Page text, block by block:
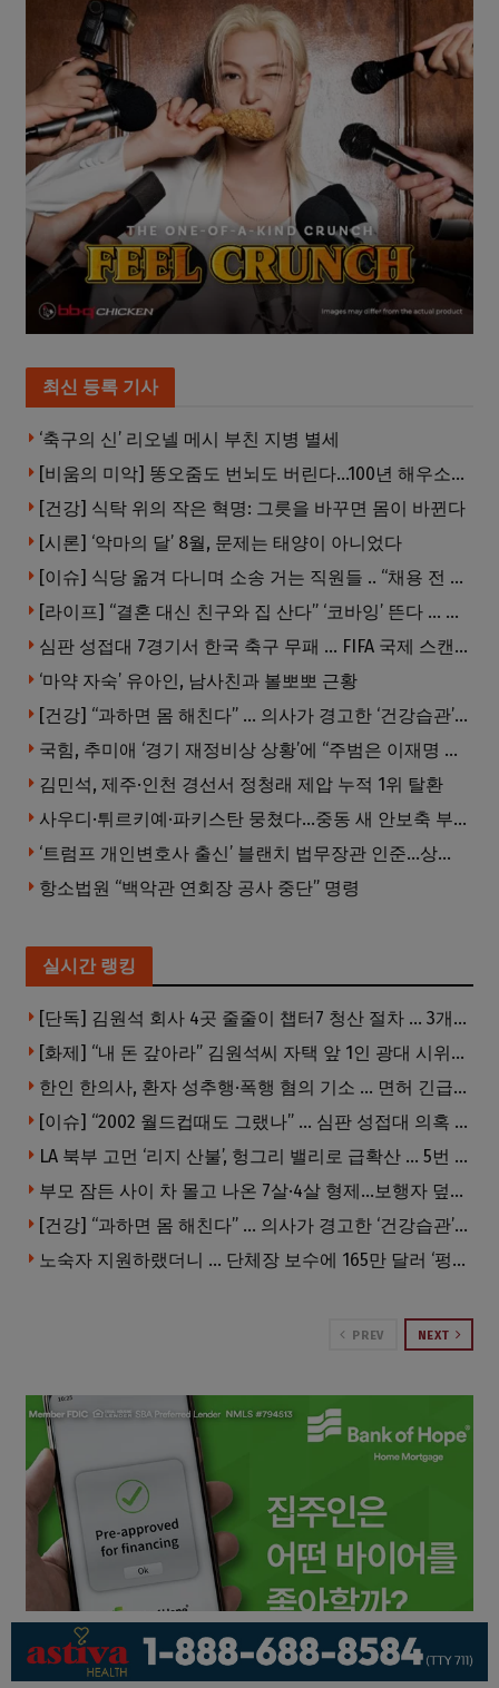
최신 등록 기사
‘축구의 신’ 리오넬 메시 부친 지병 별세
[비움의 미악] 똥오줌도 번뇌도 버린다…100년 해우소의 철학
[건강] 식탁 위의 작은 혁명: 그릇을 바꾸면 몸이 바뀐다
[시론] ‘악마의 달’ 8월, 문제는 태양이 아니었다
[이슈] 식당 옮겨 다니며 소송 거는 직원들 .. “채용 전 반드시 확인해야”
[라이프] “결혼 대신 친구와 집 산다” ‘코바잉’ 뜬다 … 내 집 마련 공식 바뀌었다
심판 성접대 7경기서 한국 축구 무패 … FIFA 국제 스캔들 번지나
‘마약 자숙’ 유아인, 남사친과 볼뽀뽀 근황
[건강] “과하면 몸 해친다” … 의사가 경고한 ‘건강습관’ 5가지
국힘, 추미애 ‘경기 재정비상 상황’에 “주범은 이재명 전 지사”
김민석, 제주·인천 경선서 정청래 제압 누적 1위 탈환
사우디·튀르키예·파키스탄 뭉쳤다…중동 새 안보축 부상하나
‘트럼프 개인변호사 출신’ 블랜치 법무장관 인준…상원 50대49 가결
항소법원 “백악관 연회장 공사 중단” 명령
실시간 랭킹
[단독] 김원석 회사 4곳 줄줄이 챕터7 청산 절차 … 3개 법인 같은 날 동시 파산 신청
[화제] “내 돈 갚아라” 김원석씨 자택 앞 1인 광대 시위 … 한인 투자사, “108만 달러 못받아”
한인 한의사, 환자 성추행·폭행 혐의 기소 … 면허 긴급정지
[이슈] “2002 월드컵때도 그랬나” … 심판 성접대 의혹 해외로 일파만파, 4강 신화까지 불똥
LA 북부 고먼 ‘리지 산불’, 헝그리 밸리로 급확산 … 5번 Fwy 양방향 전면 폐쇄
부모 잠든 사이 차 몰고 나온 7살·4살 형제…보행자 덮쳐 중태
[건강] “과하면 몸 해친다” … 의사가 경고한 ‘건강습관’ 5가지
노숙자 지원하랬더니 … 단체장 보수에 165만 달러 ‘펑펑’
PREV NEXT